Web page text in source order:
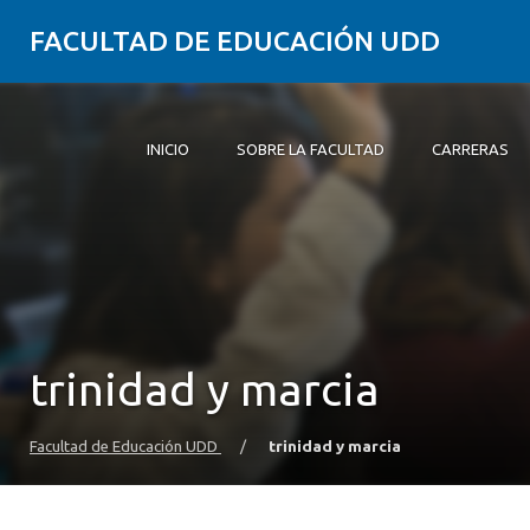
FACULTAD DE EDUCACIÓN UDD
INICIO SOBRE LA FACULTAD CARRERAS
Postgrado y Educación Continua
trinidad y marcia
Facultad de Educación UDD / trinidad y marcia